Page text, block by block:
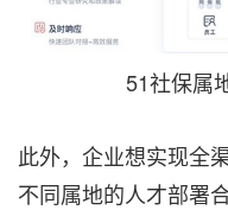
51社保属
此外，企业想实现全
不同属地的人才部署